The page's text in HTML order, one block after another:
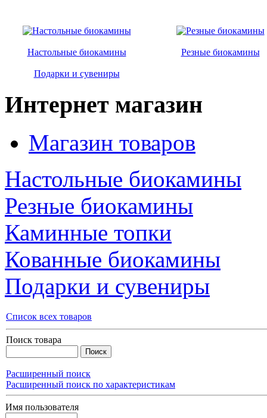
Настольные биокамины Резные биокамины
Подарки и сувениры
Интернет магазин
Магазин товаров
Настольные биокамины
Резные биокамины
Каминные топки
Кованные биокамины
Подарки и сувениры
Список всех товаров
Поиск товара
Расширенный поиск
Расширенный поиск по характеристикам
Имя пользователя